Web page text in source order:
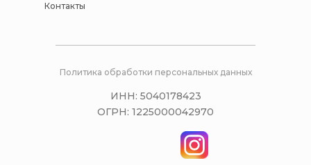
Политика обработки персональных данных
Контакты
ИНН: 5040178423
ОГРН: 1225000042970